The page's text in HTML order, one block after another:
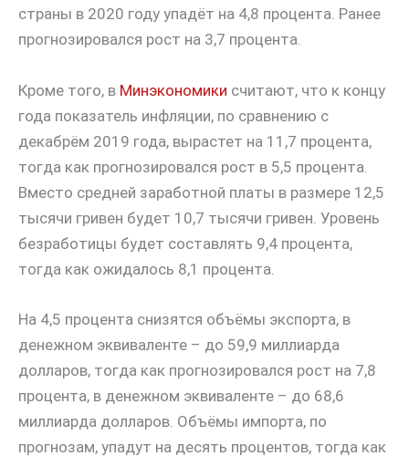
страны в 2020 году упадёт на 4,8 процента. Ранее
прогнозировался рост на 3,7 процента.
Кроме того, в Минэкономики считают, что к концу
года показатель инфляции, по сравнению с
декабрём 2019 года, вырастет на 11,7 процента,
тогда как прогнозировался рост в 5,5 процента.
Вместо средней заработной платы в размере 12,5
тысячи гривен будет 10,7 тысячи гривен. Уровень
безработицы будет составлять 9,4 процента,
тогда как ожидалось 8,1 процента.
На 4,5 процента снизятся объёмы экспорта, в
денежном эквиваленте – до 59,9 миллиарда
долларов, тогда как прогнозировался рост на 7,8
процента, в денежном эквиваленте – до 68,6
миллиарда долларов. Объёмы импорта, по
прогнозам, упадут на десять процентов, тогда как